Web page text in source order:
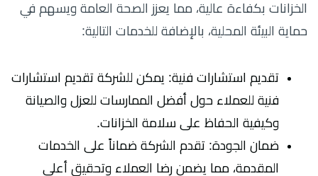
الخزانات بكفاءة عالية، مما يعزز الصحة العامة ويسهم في
حماية البيئة المحلية، بالإضافة للخدمات التالية:
تقديم استشارات فنية: يمكن للشركة تقديم استشارات
فنية للعملاء حول أفضل الممارسات للعزل والصيانة
وكيفية الحفاظ على سلامة الخزانات.
ضمان الجودة: تقدم الشركة ضماناً على الخدمات
المقدمة، مما يضمن رضا العملاء وتحقيق أعلى